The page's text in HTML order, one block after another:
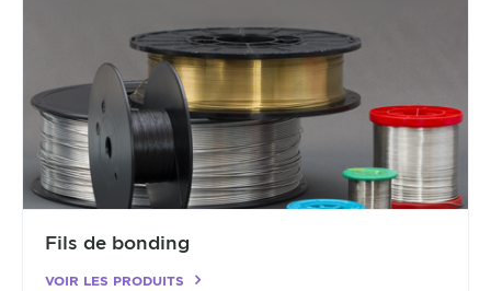
Fils de bonding
VOIR LES PRODUITS